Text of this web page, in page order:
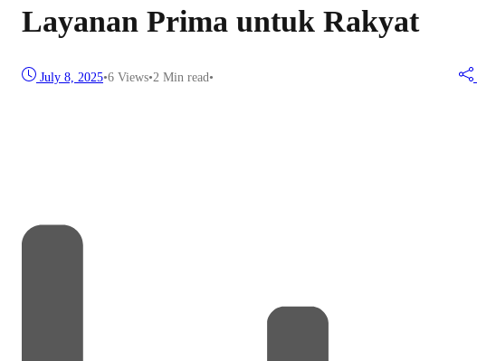
Layanan Prima untuk Rakyat
July 8, 2025•6 Views•2 Min read•